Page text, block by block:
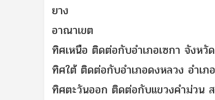
ยาง
อาณาเขต
ทิศเหนือ ติดต่อกับอำเภอเซกา จังหวั
ทิศใต้ติดต่อกับอำเภอดงหลวง อำเ
ทิศตะวันออก ติดต่อกับแขวงคำม่วน ส